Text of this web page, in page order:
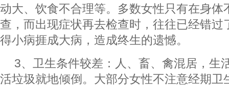
动大、饮食不合理等。多数女性只有在身体
查，而出现症状再去检查时，往往已经错过
得小病捱成大病，造成终生的遗憾。
3、卫生条件较差：人、畜、禽混居，生
活垃圾就地倾倒。大部分女性不注意经期卫